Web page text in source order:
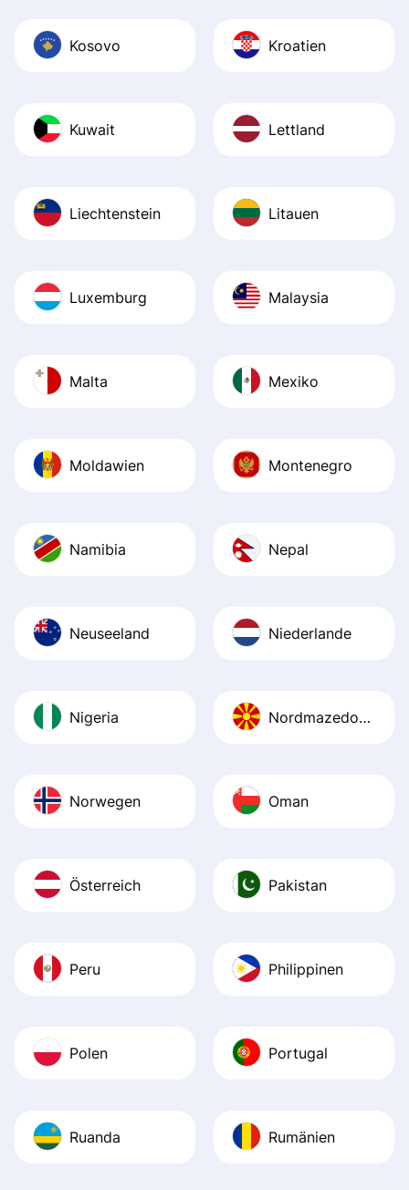
Kosovo Kroatien
Kuwait Lettland
Liechtenstein Litauen
Luxemburg Malaysia
Malta Mexiko
Moldawien Montenegro
Namibia Nepal
Neuseeland Niederlande
Nigeria Nordmazedonien
Norwegen Oman
Österreich Pakistan
Peru Philippinen
Polen Portugal
Ruanda Rumänien